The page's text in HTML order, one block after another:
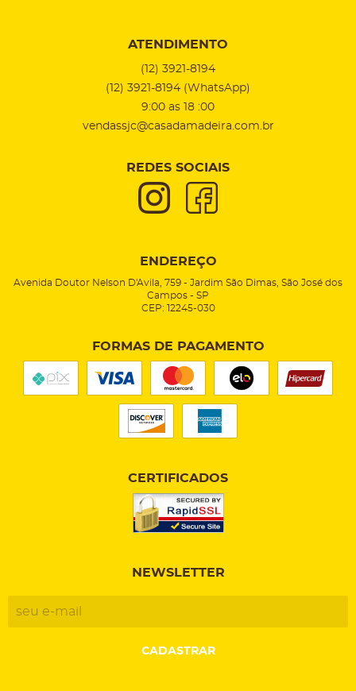
ATENDIMENTO
(12) 3921-8194
(12) 3921-8194 (WhatsApp)
9:00 as 18 :00
vendassjc@casadamadeira.com.br
REDES SOCIAIS
ENDEREÇO
Avenida Doutor Nelson D'Avila, 759 - Jardim São Dimas, São José dos
Campos - SP
CEP: 12245-030
FORMAS DE PAGAMENTO
CERTIFICADOS
NEWSLETTER
CADASTRAR